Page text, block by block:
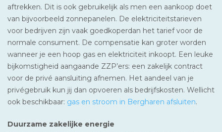
aftrekken. Dit is ook gebruikelijk als men een aankoop doet
van bijvoorbeeld zonnepanelen. De elektriciteitstarieven
voor bedrijven zijn vaak goedkoperdan het tarief voor de
normale consument. De compensatie kan groter worden
wanneer je een hoop gas en elektriciteit inkoopt. Een leuke
bijkomstigheid aangaande ZZP’ers: een zakelijk contract
voor de privé aansluiting afnemen. Het aandeel van je
privégebruik kun jij dan opvoeren als bedrijfskosten. Wellicht
ook beschikbaar: gas en stroom in Bergharen afsluiten.
Duurzame zakelijke energie